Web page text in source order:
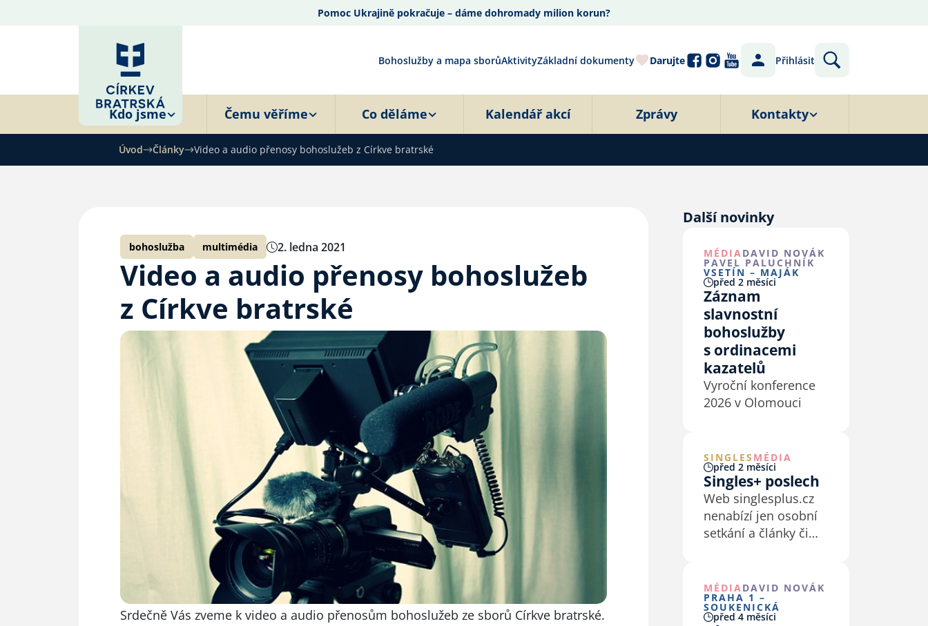
Pomoc Ukrajině pokračuje – dáme dohromady milion korun?
Bohoslužby a mapa sborůAktivityZákladní dokumenty Darujte Přihlásit
Kdo jsme Čemu věříme Co děláme Kalendář akcí Zprávy Kontakty
Úvod Články Video a audio přenosy bohoslužeb z Církve bratrské
bohoslužba multimédia 2. ledna 2021
Video a audio přenosy bohoslužeb
z Církve bratrské
Srdečně Vás zveme k video a audio přenosům bohoslužeb ze sborů Církve bratrské.
Další novinky
MÉDIADAVID NOVÁK
PAVEL PALUCHNÍK
VSETÍN – MAJÁK
před 2 měsíci
Záznam
slavnostní
bohoslužby
s ordinacemi
kazatelů
Vyroční konference
2026 v Olomouci
SINGLES MÉDIA
před 2 měsíci
Singles+ poslech
Web singlesplus.cz
nenabízí jen osobní
setkání a články či
poslechu”, kde
najdete záznamy
z našich vlastních
MÉDIADAVID NOVÁK
PRAHA 1 –
SOUKENICKÁ
před 4 měsíci